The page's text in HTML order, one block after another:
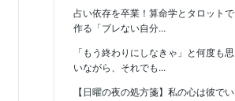
占い依存を卒業！算命学とタロットで
作る「ブレない自分...
「もう終わりにしなきゃ」と何度も思
いながら、それでも...
【日曜の夜の処方箋】私の心は彼でい